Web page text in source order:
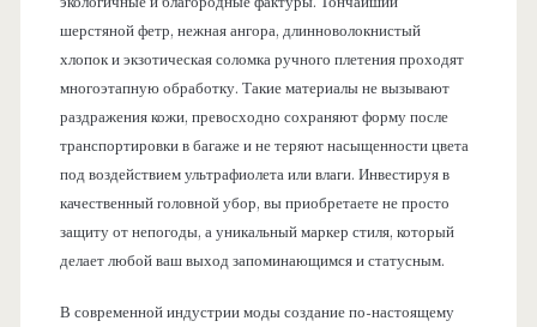
шерстяной фетр, нежная ангора, длинноволокнистый
хлопок и экзотическая соломка ручного плетения проходят
многоэтапную обработку. Такие материалы не вызывают
раздражения кожи, превосходно сохраняют форму после
транспортировки в багаже и не теряют насыщенности цвета
под воздействием ультрафиолета или влаги. Инвестируя в
качественный головной убор, вы приобретаете не просто
защиту от непогоды, а уникальный маркер стиля, который
делает любой ваш выход запоминающимся и статусным.
В современной индустрии моды создание по-настоящему